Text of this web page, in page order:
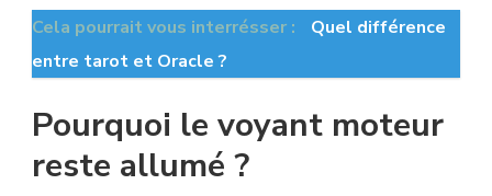
Cela pourrait vous interrésser :
Quel différence
entre tarot et Oracle ?
Pourquoi le voyant moteur
reste allumé ?